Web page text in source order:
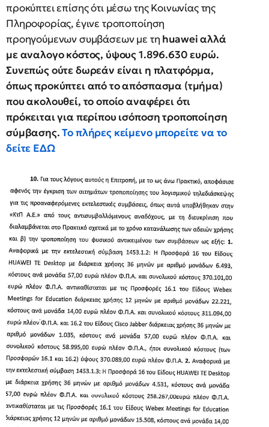
προκύπτει επίσης ότι μέσω της Κοινωνίας της
Πληροφορίας, έγινε τροποποίηση
προηγούμενων συμβάσεων με τη huawei αλλά
με αναλογο κόστος, ύψους 1.896.630 ευρώ.
Συνεπώς ούτε δωρεάν είναι η πλατφόρμα,
όπως προκύπτει από το απόσπασμα (τμήμα)
που ακολουθεί, το οποίο αναφέρει ότι
πρόκειται για περίπου ισόποση τροποποίηση
σύμβασης.Το πλήρες κείμενο μπορείτε να το
δείτε ΕΔΩ